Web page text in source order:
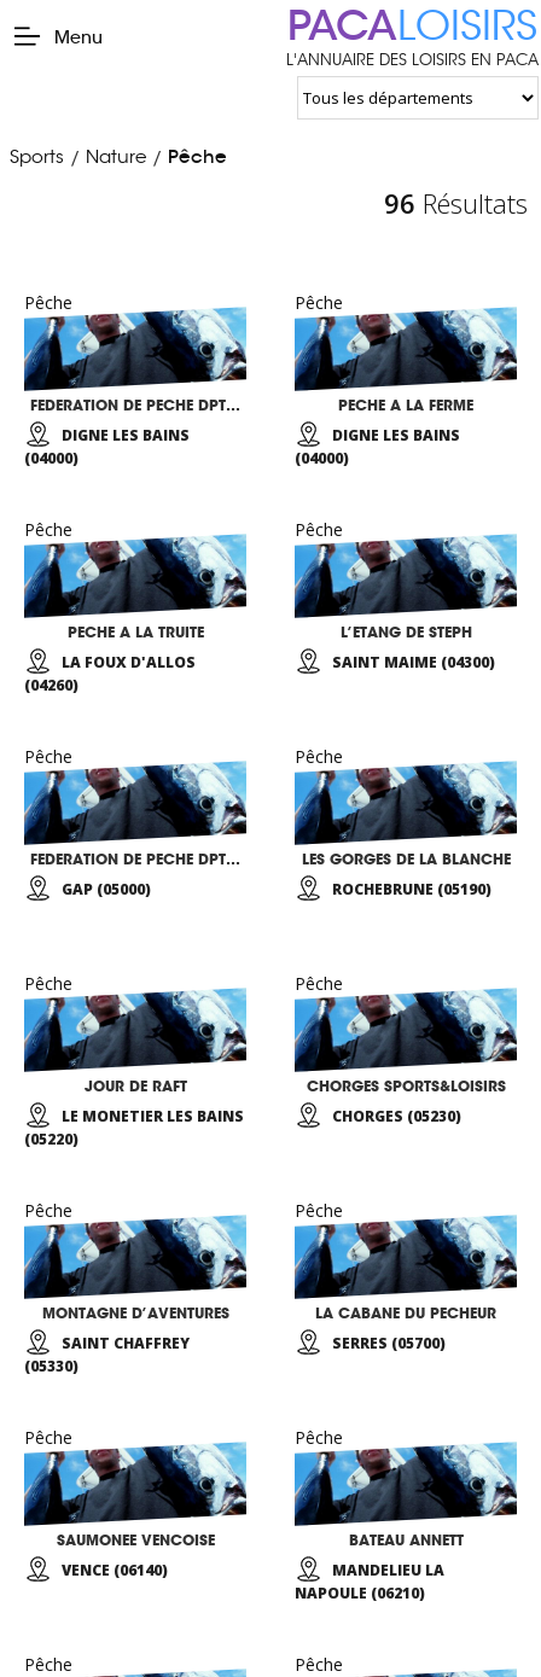
Menu PACALOISIRS
L'ANNUAIRE DES LOISIRS EN PACA
Sports / Nature / Pêche
96 Résultats
Pêche
FEDERATION DE PECHE DPT 04
DIGNE LES BAINS
(04000)
Pêche
PECHE A LA FERME
DIGNE LES BAINS
(04000)
Pêche
PECHE A LA TRUITE
LA FOUX D'ALLOS
(04260)
Pêche
L’ETANG DE STEPH
SAINT MAIME (04300)
Pêche
FEDERATION DE PECHE DPT 05
GAP (05000)
Pêche
LES GORGES DE LA BLANCHE
ROCHEBRUNE (05190)
Pêche
JOUR DE RAFT
LE MONETIER LES BAINS
(05220)
Pêche
CHORGES SPORTS&LOISIRS
CHORGES (05230)
Pêche
MONTAGNE D’AVENTURES
SAINT CHAFFREY
(05330)
Pêche
LA CABANE DU PECHEUR
SERRES (05700)
Pêche
SAUMONEE VENCOISE
VENCE (06140)
Pêche
BATEAU ANNETT
MANDELIEU LA
NAPOULE (06210)
Pêche Pêche